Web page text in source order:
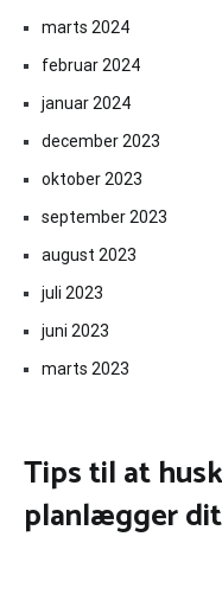
marts 2024
februar 2024
januar 2024
december 2023
oktober 2023
september 2023
august 2023
juli 2023
juni 2023
marts 2023
Tips til at
planlægger